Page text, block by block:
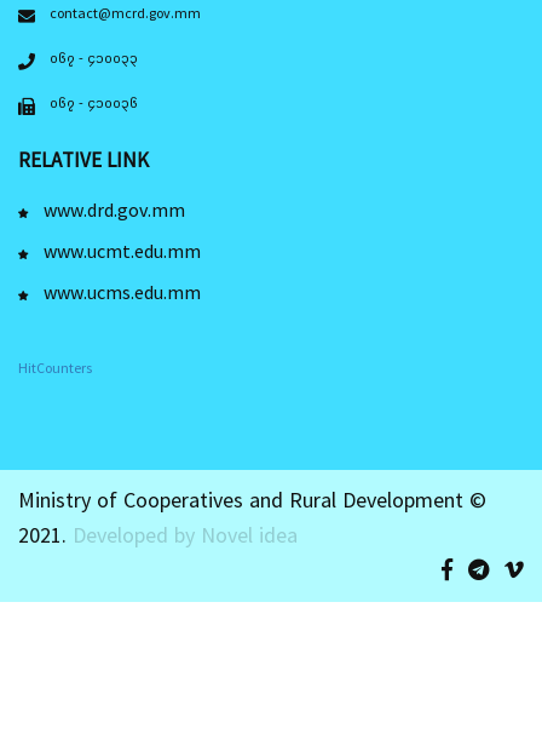
contact@mcrd.gov.mm
၀၆၇ - ၄၁၀၀၃၃
၀၆၇ - ၄၁၀၀၃၆
RELATIVE LINK
www.drd.gov.mm
www.ucmt.edu.mm
www.ucms.edu.mm
HitCounters
Ministry of Cooperatives and Rural Development ©
2021. Developed by Novel idea